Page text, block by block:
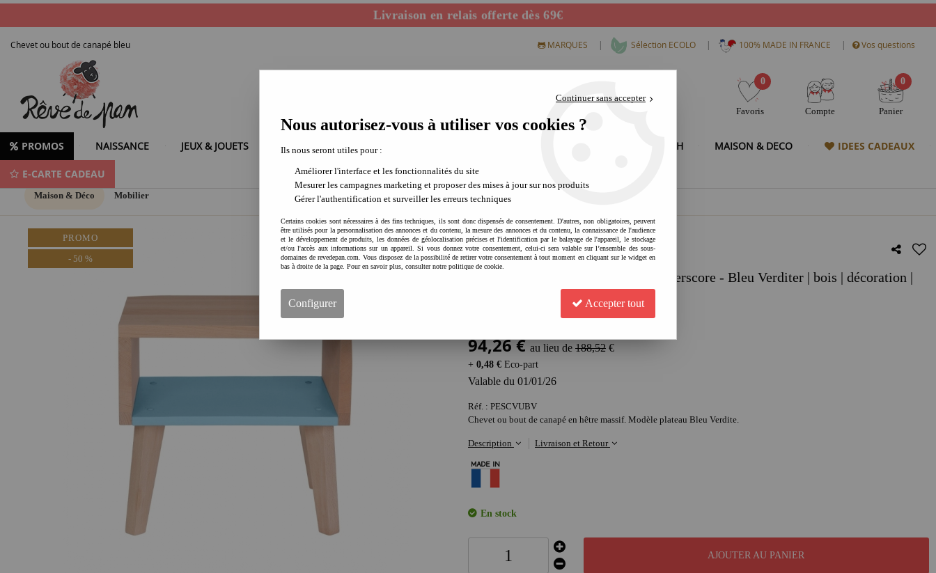
Livraison en relais offerte dès 69€
Départ de notre dépôt avant 14h
Chevet ou bout de canapé bleu MARQUES | Sélection ECOLO | 100% MADE IN FRANCE | Vos questions
0
Favoris Compte
0
Panier
PROMOS NAISSANCE JEUX & JOUETS LOISIRS CREATIFS MODE & HIGH TECH MAISON & DECO IDEES CADEAUX
E-CARTE CADEAU
Maison & Déco Mobilier
PROMO
- 50 %
PAULETTE ET SACHA Chevet Underscore - Bleu Verditer | bois | décoration |
mobilier chambre d'enfant
94,26€ au lieu de 188,52 €
+ 0,48 € Eco-part
Valable du 01/01/26
Réf. : PESCVUBV
Chevet ou bout de canapé en hêtre massif. Modèle plateau Bleu Verdite.
Description Livraison et Retour
En stock
AJOUTER AU PANIER
Continuer sans accepter
Nous autorisez-vous à utiliser vos cookies ?
Ils nous seront utiles pour :
Améliorer l'interface et les fonctionnalités du site
Mesurer les campagnes marketing et proposer des mises à jour sur nos produits
Gérer l'authentification et surveiller les erreurs techniques
Certains cookies sont nécessaires à des fins techniques, ils sont donc dispensés de consentement. D'autres, non obligatoires, peuvent
être utilisés pour la personnalisation des annonces et du contenu, la mesure des annonces et du contenu, la connaissance de l'audience
et le développement de produits, les données de géolocalisation précises et l'identification par le balayage de l'appareil, le stockage
et/ou l'accès aux informations sur un appareil. Si vous donnez votre consentement, celui-ci sera valable sur l’ensemble des sous-
domaines de revedepan.com. Vous disposez de la possibilité de retirer votre consentement à tout moment en cliquant sur le widget en
bas à droite de la page. Pour en savoir plus, consulter notre politique de cookie.
Configurer Accepter tout